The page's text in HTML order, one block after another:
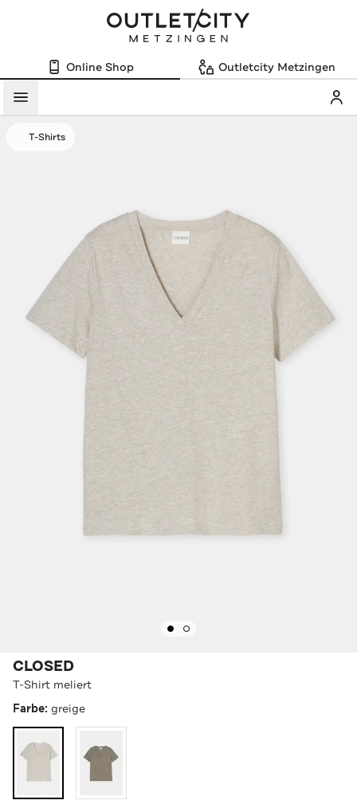
Online Shop Outletcity Metzingen
Menü
T-Shirts
CLOSED
T-Shirt meliert
Farbe: greige